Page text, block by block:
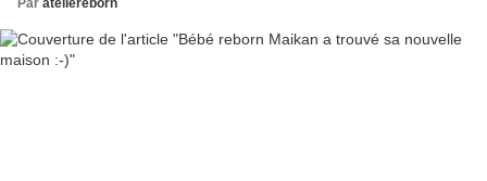
Par ateliereborn